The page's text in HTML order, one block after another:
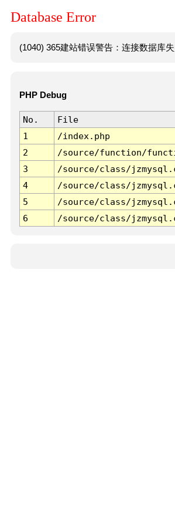
Database Error
(1040) 365建站错误警告：连接数据库
PHP Debug
No. File
1
/index.php
2
/source/function/
3
/source/class/
4
/source/class/
5
/source/class/
6
/source/class/